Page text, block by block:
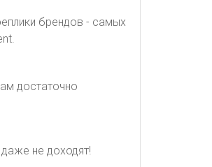
брендов - самых
достаточно
не доходят!